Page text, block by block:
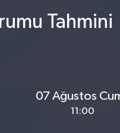
Tahmini
07 Ağustos
11:00